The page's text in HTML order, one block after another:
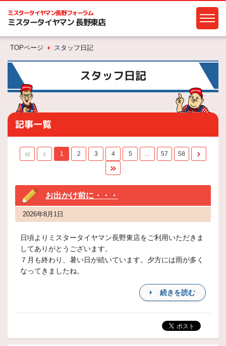
ミスタータイヤマン長野フォーラム
ミスタータイヤマン 長野東店
TOPページ スタッフ日記
スタッフ日記
記事一覧
1 2 3 4 5 … 57 58
お出かけ前に・・・
2026年8月1日
日頃よりミスタータイヤマン長野東店をご利用いただきま
してありがとうございます。
７月も終わり、暑い日が続いています。夕方には雨が多く
なってきましたね。
続きを読む